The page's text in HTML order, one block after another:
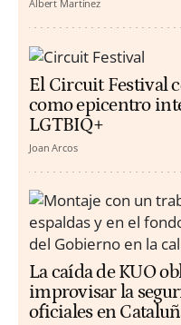
Albert Martínez
El Circuit Festival
como epicentro
LGTBIQ+
Joan Arcos
La caída de KUO
improvisar la
oficiales en